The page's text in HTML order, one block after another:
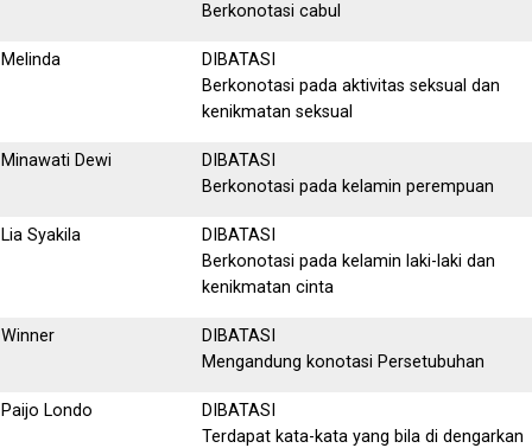
Berkonotasi cabul
Melinda
DIBATASI
Berkonotasi pada aktivitas seksual dan
kenikmatan seksual
Minawati Dewi
DIBATASI
Berkonotasi pada kelamin perempuan
Lia Syakila
DIBATASI
Berkonotasi pada kelamin laki-laki dan
kenikmatan cinta
Winner
DIBATASI
Mengandung konotasi Persetubuhan
Paijo Londo
DIBATASI
Terdapat kata-kata yang bila di dengarkan